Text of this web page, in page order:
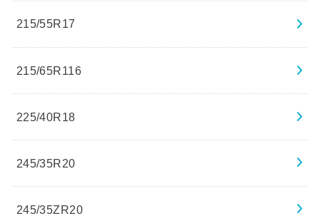
215/55R17
215/65R116
225/40R18
245/35R20
245/35ZR20